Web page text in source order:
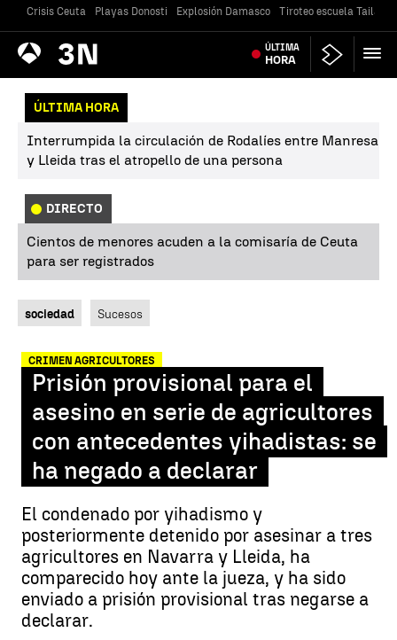
Crisis Ceuta Playas Donosti Explosión Damasco Tiroteo escuela
Antena
3 Noticias ÚLTIMA
HORA
ÚLTIMA HORA
Interrumpida la circulación de Rodalíes entre Manresa
y Lleida tras el atropello de una persona
DIRECTO
Cientos de menores acuden a la comisaría de Ceuta
para ser registrados
sociedad Sucesos
CRIMEN AGRICULTORES
Prisión provisional para el
asesino en serie de agricultores
con antecedentes yihadistas: se
ha negado a declarar
El condenado por yihadismo y
posteriormente detenido por asesinar a tres
agricultores en Navarra y Lleida, ha
comparecido hoy ante la jueza, y ha sido
enviado a prisión provisional tras negarse a
declarar.